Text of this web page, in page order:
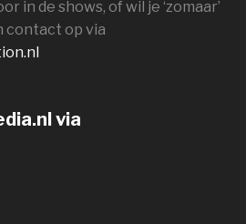
in de shows, of wil je ‘zomaar’
contact op via
via